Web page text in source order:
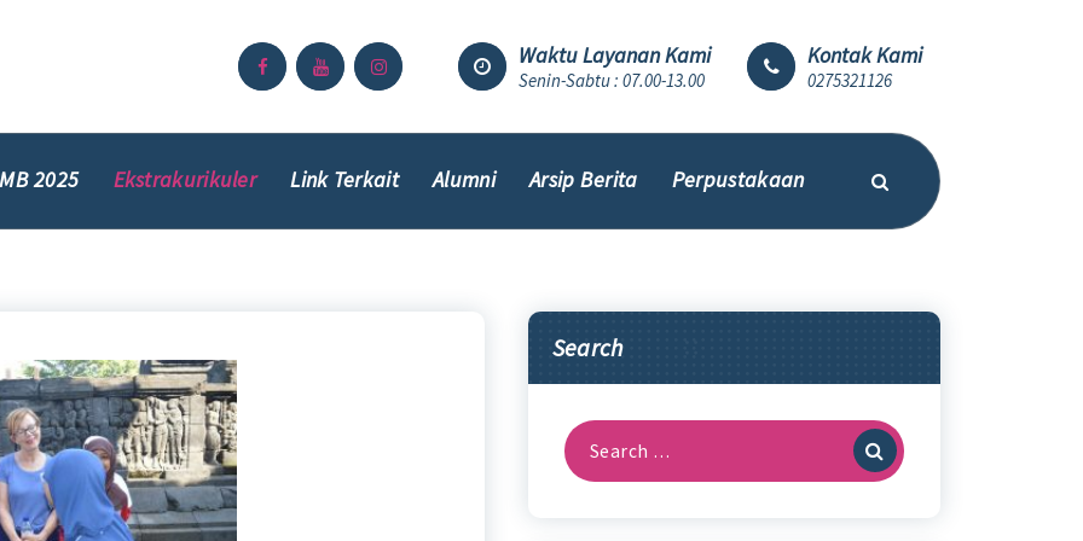
Waktu Layanan Kami
Senin-Sabtu : 07.00-13.00
Kontak Kami
0275321126
2025 Ekstrakurikuler Link Terkait Alumni Arsip Berita Perpustakaan
Search
Search
for: